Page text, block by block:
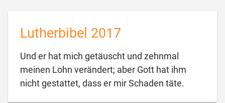
Lutherbibel 2017
Und er hat mich getäuscht und zehnmal
meinen Lohn verändert; aber Gott hat ihm
nicht gestattet, dass er mir Schaden täte.